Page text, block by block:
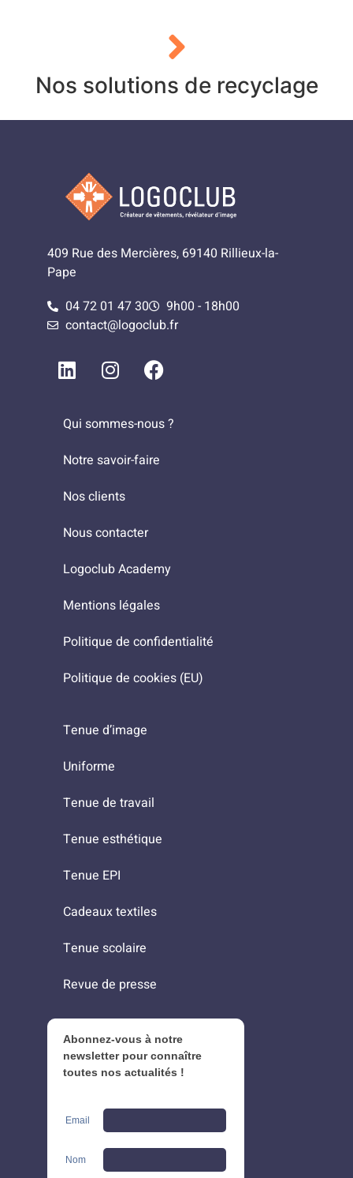
Nos solutions de recyclage
409 Rue des Mercières, 69140 Rillieux-la-
Pape
04 72 01 47 30
9h00 - 18h00
contact@logoclub.fr
Qui sommes-nous ?
Notre savoir-faire
Nos clients
Nous contacter
Logoclub Academy
Mentions légales
Politique de confidentialité
Politique de cookies (EU)
Tenue d’image
Uniforme
Tenue de travail
Tenue esthétique
Tenue EPI
Cadeaux textiles
Tenue scolaire
Revue de presse
Abonnez-vous à notre
newsletter pour connaître
toutes nos actualités !
Email
Nom